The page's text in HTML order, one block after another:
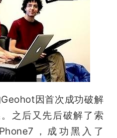
因首次成功破解
之后又先后破解了索
，成功黑入了